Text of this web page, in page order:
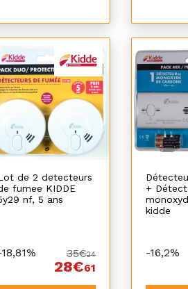
de 2 detecteurs
fumee KIDDE
nf, 5 ans
35€24
28€61
+
kidde
-16,2%